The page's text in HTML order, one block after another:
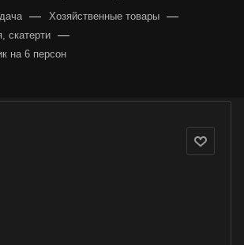
— Хозяйственные товары —
скатерти —
на 6 персон